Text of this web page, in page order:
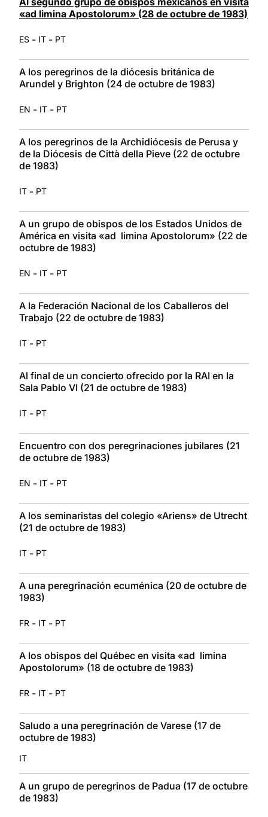
«ad limina Apostolorum» (28 de octubre de 1983)
ES - IT - PT
A los peregrinos de la diócesis británica de
Arundel y Brighton (24 de octubre de 1983)
EN - IT - PT
A los peregrinos de la Archidiócesis de Perusa y
de la Diócesis de Città della Pieve (22 de octubre
de 1983)
IT - PT
A un grupo de obispos de los Estados Unidos de
América en visita «ad limina Apostolorum» (22 de
octubre de 1983)
EN - IT - PT
A la Federación Nacional de los Caballeros del
Trabajo (22 de octubre de 1983)
IT - PT
Al final de un concierto ofrecido por la RAI en la
Sala Pablo VI (21 de octubre de 1983)
IT - PT
Encuentro con dos peregrinaciones jubilares (21
de octubre de 1983)
EN - IT - PT
A los seminaristas del colegio «Ariens» de Utrecht
(21 de octubre de 1983)
IT - PT
A una peregrinación ecuménica (20 de octubre de
1983)
FR - IT - PT
A los obispos del Québec en visita «ad limina
Apostolorum» (18 de octubre de 1983)
FR - IT - PT
Saludo a una peregrinación de Varese (17 de
octubre de 1983)
IT
A un grupo de peregrinos de Padua (17 de octubre
de 1983)